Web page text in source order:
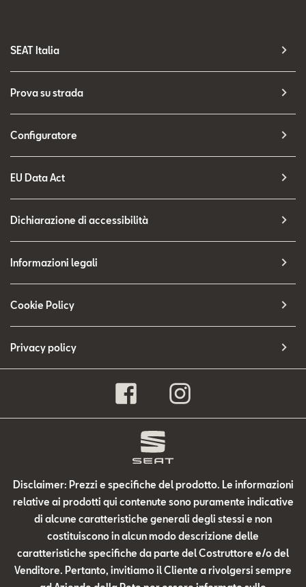
SEAT Italia
Prova su strada
Configuratore
EU Data Act
Dichiarazione di accessibilità
Informazioni legali
Cookie Policy
Privacy policy
Disclaimer: Prezzi e specifiche del prodotto. Le informazioni
relative ai prodotti qui contenute sono puramente indicative
di alcune caratteristiche generali degli stessi e non
costituiscono in alcun modo descrizione delle
caratteristiche specifiche da parte del Costruttore e/o del
Venditore. Pertanto, invitiamo il Cliente a rivolgersi sempre